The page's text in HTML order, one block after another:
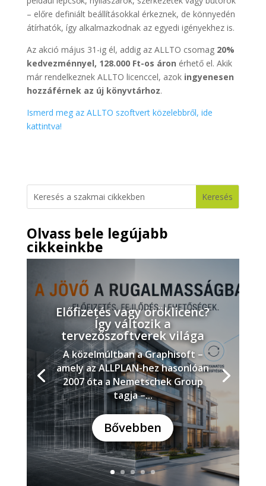
– előre definiált beállításokkal érkeznek, de könnyedén
átírhatók, így alkalmazkodnak az egyedi igényekhez is.
Az akció május 31-ig él, addig az ALLTO csomag 20%
kedvezménnyel, 128.000 Ft-os áron érhető el. Akik
már rendelkeznek ALLTO licenccel, azok ingyenesen
hozzáférnek az új könyvtárhoz.
Ismerd meg az ALLTO szoftvert közelebbről, ide
kattintva!
Olvass bele legújabb
cikkeinkbe
Előfizetés vagy öröklicenc?
Így változik a
tervezőszoftverek világa
A közelmúltban a Graphisoft –
amely az ALLPLAN-hez hasonlóan
2007 óta a Nemetschek Group
tagja –...
Bővebben